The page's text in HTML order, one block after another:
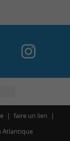
faire un lien
Atlantique